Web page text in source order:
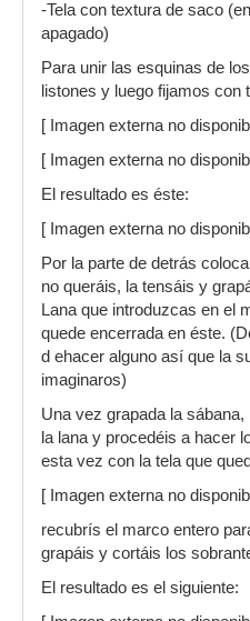
-Tela con textura de saco
apagado)
Para unir las esquinas de
listones y luego fijamos con
[ Imagen externa no
[ Imagen externa no
El resultado es éste:
[ Imagen externa no
Por la parte de detrás
no queráis, la tensáis y
Lana que introduzcas en el
quede encerrada en éste.
d ehacer alguno así que la
imaginaros)
Una vez grapada la
la lana y procedéis a hacer
esta vez con la tela que
[ Imagen externa no
recubrís el marco entero
grapáis y cortáis los
El resultado es el siguiente: